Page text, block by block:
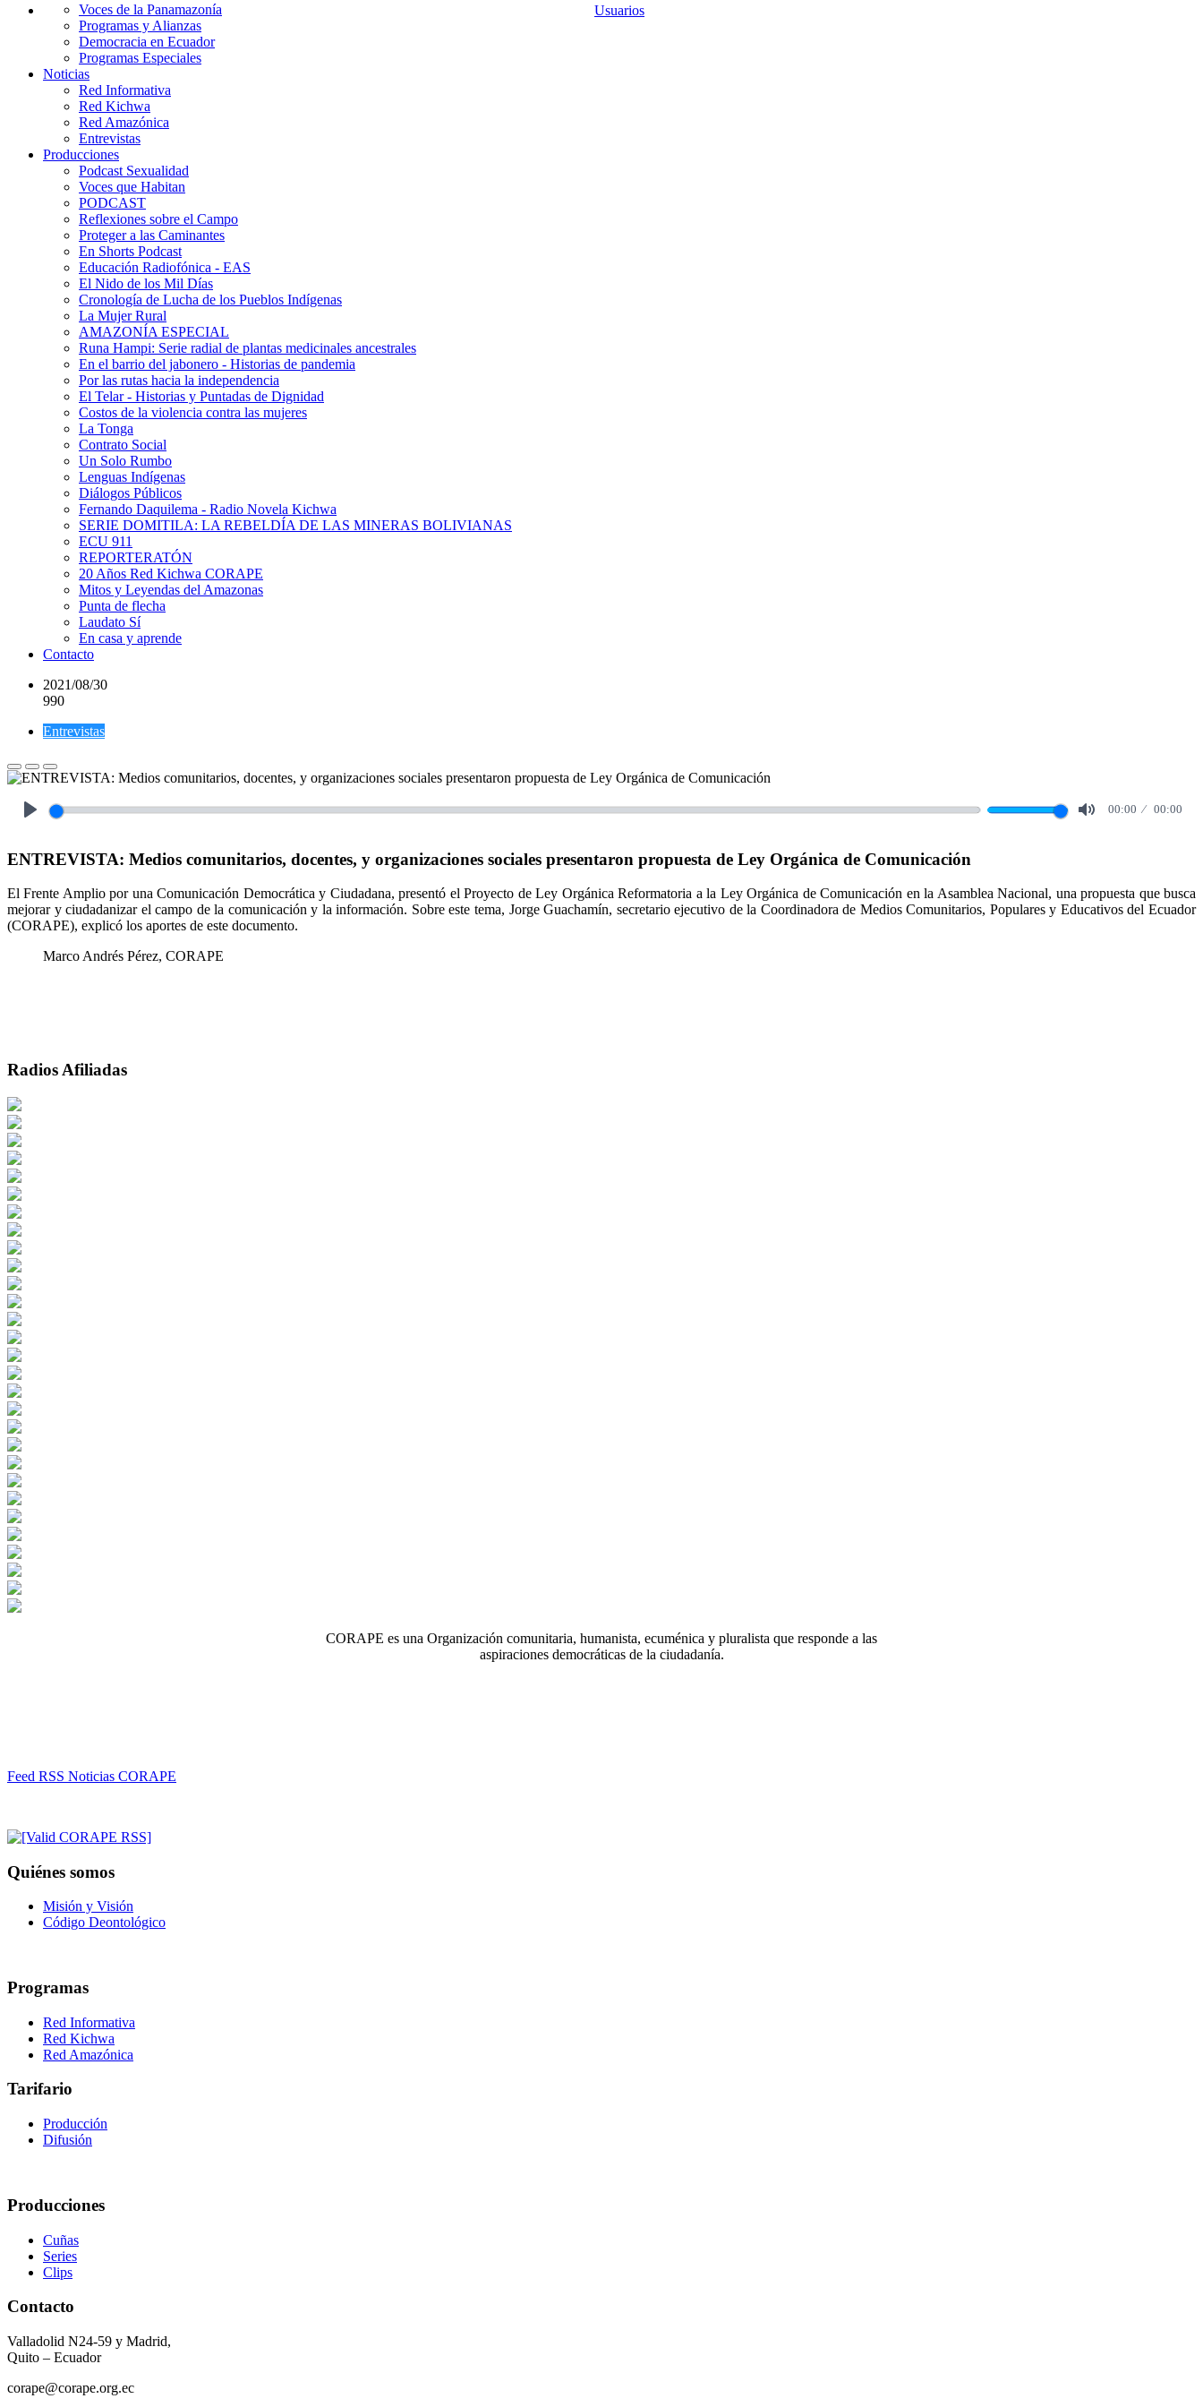
Usuarios
Voces de la Panamazonía
Programas y Alianzas
Democracia en Ecuador
Programas Especiales
Noticias
Red Informativa
Red Kichwa
Red Amazónica
Entrevistas
Producciones
Podcast Sexualidad
Voces que Habitan
PODCAST
Reflexiones sobre el Campo
Proteger a las Caminantes
En Shorts Podcast
Educación Radiofónica - EAS
El Nido de los Mil Días
Cronología de Lucha de los Pueblos Indígenas
La Mujer Rural
AMAZONÍA ESPECIAL
Runa Hampi: Serie radial de plantas medicinales ancestrales
En el barrio del jabonero - Historias de pandemia
Por las rutas hacia la independencia
El Telar - Historias y Puntadas de Dignidad
Costos de la violencia contra las mujeres
La Tonga
Contrato Social
Un Solo Rumbo
Lenguas Indígenas
Diálogos Públicos
Fernando Daquilema - Radio Novela Kichwa
SERIE DOMITILA: LA REBELDÍA DE LAS MINERAS BOLIVIANAS
ECU 911
REPORTERATÓN
20 Años Red Kichwa CORAPE
Mitos y Leyendas del Amazonas
Punta de flecha
Laudato Sí
En casa y aprende
Contacto
2021/08/30
990
Entrevistas
00:00 00:00
ENTREVISTA: Medios comunitarios, docentes, y organizaciones sociales presentaron propuesta de Ley Orgánica de Comunicación
El Frente Amplio por una Comunicación Democrática y Ciudadana, presentó el Proyecto de Ley Orgánica Reformatoria a la Ley Orgánica de Comunicación en la Asamblea Nacional, una propuesta que busca
mejorar y ciudadanizar el campo de la comunicación y la información. Sobre este tema, Jorge Guachamín, secretario ejecutivo de la Coordinadora de Medios Comunitarios, Populares y Educativos del Ecuador
(CORAPE), explicó los aportes de este documento.
Marco Andrés Pérez, CORAPE
Radios Afiliadas
CORAPE es una Organización comunitaria, humanista, ecuménica y pluralista que responde a las
aspiraciones democráticas de la ciudadanía.
Feed RSS Noticias CORAPE
Quiénes somos
Misión y Visión
Código Deontológico
Programas
Red Informativa
Red Kichwa
Red Amazónica
Tarifario
Producción
Difusión
Producciones
Cuñas
Series
Clips
Contacto
Valladolid N24-59 y Madrid,
Quito – Ecuador
corape@corape.org.ec